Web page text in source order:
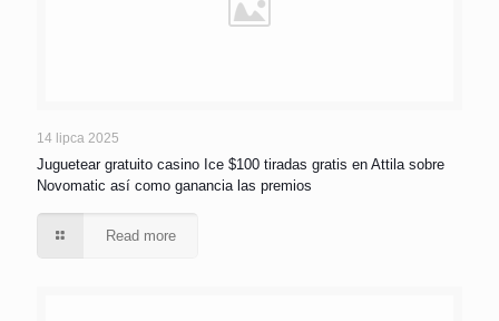
14 lipca 2025
Juguetear gratuito casino Ice $100 tiradas gratis en Attila sobre
Novomatic así­ como ganancia las premios
Read more